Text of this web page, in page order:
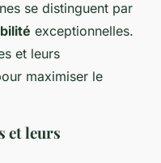
se distinguent par
exceptionnelles.
et leurs
maximiser le
et leurs